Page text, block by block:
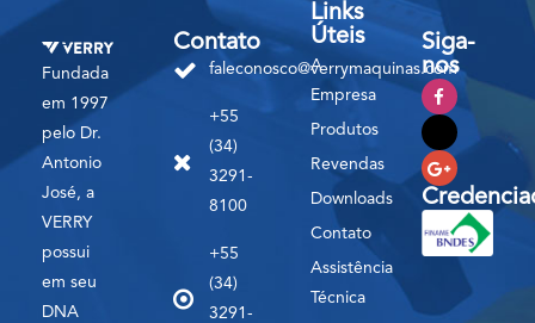
Fundada
em 1997
pelo Dr.
Antonio
José, a
VERRY
possui
em seu
DNA
Contato
faleconosco@verrymaquinas.com
+55
(34)
3291-
8100
+55
(34)
3291-
Links
Úteis
A
Empresa
Produtos
Revendas
Downloads
Contato
Assistência
Técnica
Siga-
nos